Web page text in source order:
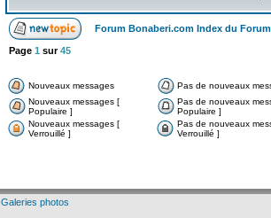
Forum Bonaberi.com Index du Forum
Page 1 sur45
Nouveaux messages
Pas de nouveaux
Nouveaux messages [
Populaire ]
Pas de nouveaux
Populaire ]
Nouveaux messages [
Verrouillé ]
Pas de nouveaux
Verrouillé ]
Galeries photos